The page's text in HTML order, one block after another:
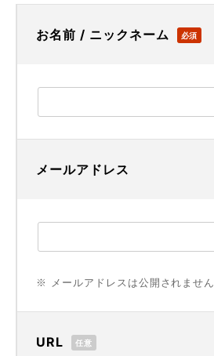
お名前 / ニックネーム 必須
メールアドレス
※ メールアドレスは公開されません
URL 任意